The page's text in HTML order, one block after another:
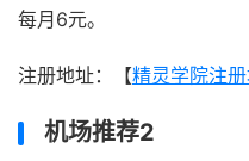
每月6元。
注册地址：【精灵学院注
机场推荐2